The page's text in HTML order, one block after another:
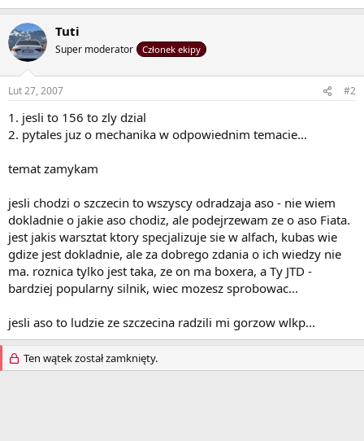
Tuti
Super moderator Członek ekipy
Lut 27, 2007 #2
1. jesli to 156 to zly dzial
2. pytales juz o mechanika w odpowiednim temacie...
temat zamykam
jesli chodzi o szczecin to wszyscy odradzaja aso - nie wiem
dokladnie o jakie aso chodiz, ale podejrzewam ze o aso Fiata.
jest jakis warsztat ktory specjalizuje sie w alfach, kubas wie
gdize jest dokladnie, ale za dobrego zdania o ich wiedzy nie
ma. roznica tylko jest taka, ze on ma boxera, a Ty JTD -
bardziej popularny silnik, wiec mozesz sprobowac...
jesli aso to ludzie ze szczecina radzili mi gorzow wlkp...
Ten wątek został zamknięty.